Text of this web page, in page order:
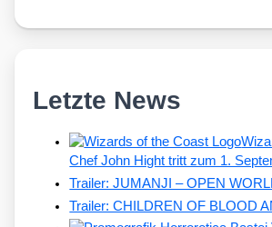
Letzte News
Chef John Hight tritt zum 1.
Trailer: JUMANJI – OPEN
Trailer: CHILDREN OF BLOOD